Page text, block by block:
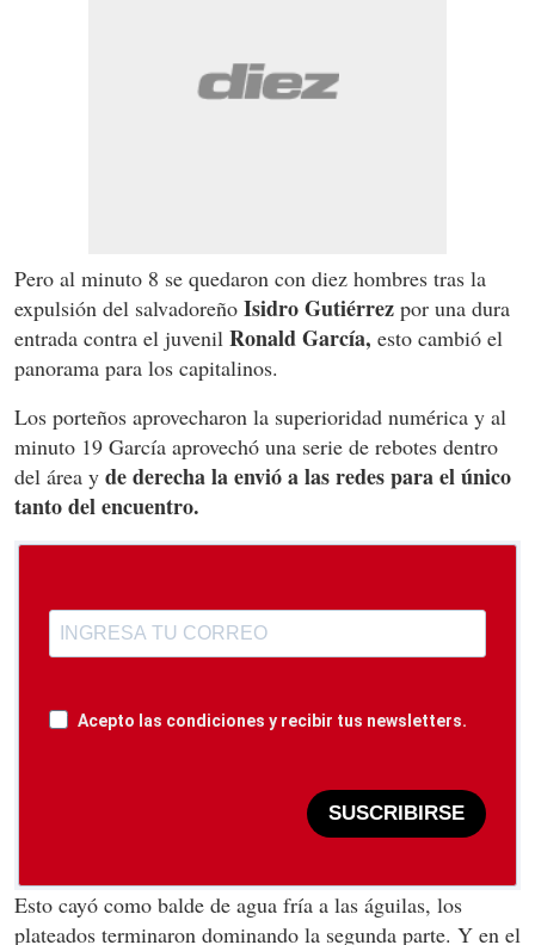
Pero al minuto 8 se quedaron con diez hombres tras la
expulsión del salvadoreño Isidro Gutiérrez por una dura
entrada contra el juvenil Ronald García, esto cambió el
panorama para los capitalinos.
Los porteños aprovecharon la superioridad numérica y al
minuto 19 García aprovechó una serie de rebotes dentro
del área y de derecha la envió a las redes para el único
tanto del encuentro.
Acepto las condiciones y recibir tus newsletters.
SUSCRIBIRSE
Esto cayó como balde de agua fría a las águilas, los
plateados terminaron dominando la segunda parte. Y en el